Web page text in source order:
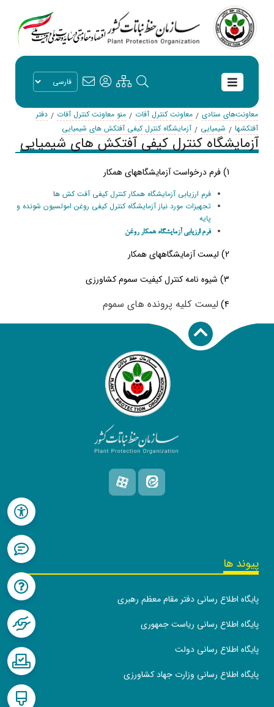
معاونت‌های ستادی معاونت کنترل آفات منو معاونت کنترل آفات
دفتر
آفتکشها
شیمیایی آزمایشگاه کنترل کیفی آفتکش های شیمیایی
آزمایشگاه کنترل کیفی آفتکش های شیمیایی
1) فرم درخواست آزمایشگاههای همکار
فرم ارزیابی آزمایشگاه همکار کنترل کیفی آفت کش ها
تجهیزات مورد نیاز آزمایشگاه کنترل کیفی روغن امولسیون شونده و
پایه
فرم ارزیابی آزمایشگاه همکار روغن
2) لیست
آزمایشگاههای همکار
3) شیوه نامه کنترل کیفیت سموم کشاورزی
4) لیست کلیه پرونده های سموم
پیوند ها
پایگاه اطلاع رسانی دفتر مقام معظم رهبری
پایگاه اطلاع رسانی ریاست جمهوری
پایگاه اطلاع رسانی دولت
پایگاه اطلاع رسانی وزارت جهاد کشاورزی